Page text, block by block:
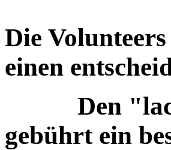
Die
einen
Den
gebührt ein